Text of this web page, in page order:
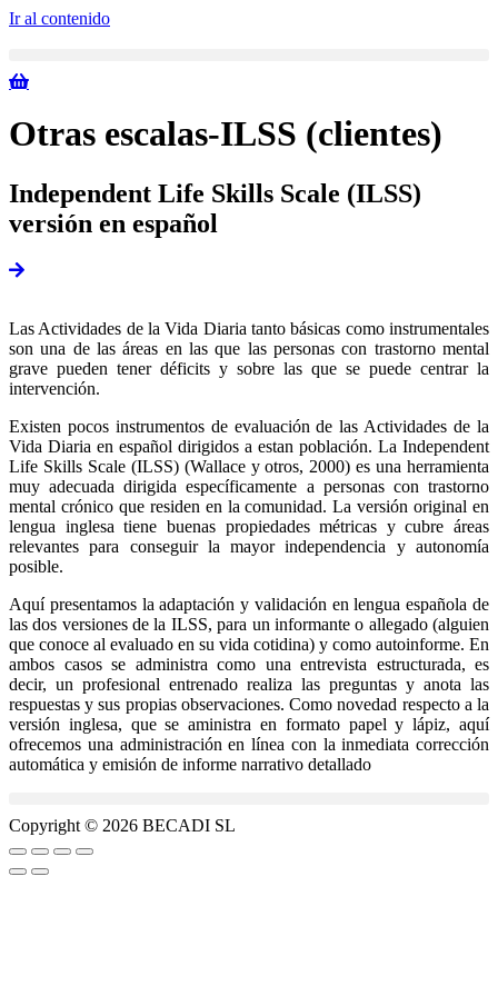
Ir al contenido
Otras escalas-ILSS (clientes)
Independent Life Skills Scale (ILSS)
versión en español
Las Actividades de la Vida Diaria tanto básicas como instrumentales
son una de las áreas en las que las personas con trastorno mental
grave pueden tener déficits y sobre las que se puede centrar la
intervención.
Existen pocos instrumentos de evaluación de las Actividades de la
Vida Diaria en español dirigidos a estan población. La Independent
Life Skills Scale (ILSS) (Wallace y otros, 2000) es una herramienta
muy adecuada dirigida específicamente a personas con trastorno
mental crónico que residen en la comunidad. La versión original en
lengua inglesa tiene buenas propiedades métricas y cubre áreas
relevantes para conseguir la mayor independencia y autonomía
posible.
Aquí presentamos la adaptación y validación en lengua española de
las dos versiones de la ILSS, para un informante o allegado (alguien
que conoce al evaluado en su vida cotidina) y como autoinforme. En
ambos casos se administra como una entrevista estructurada, es
decir, un profesional entrenado realiza las preguntas y anota las
respuestas y sus propias observaciones. Como novedad respecto a la
versión inglesa, que se aministra en formato papel y lápiz, aquí
ofrecemos una administración en línea con la inmediata corrección
automática y emisión de informe narrativo detallado
Copyright © 2026 BECADI SL